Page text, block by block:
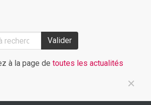
Valider
à la page de toutes les actualités